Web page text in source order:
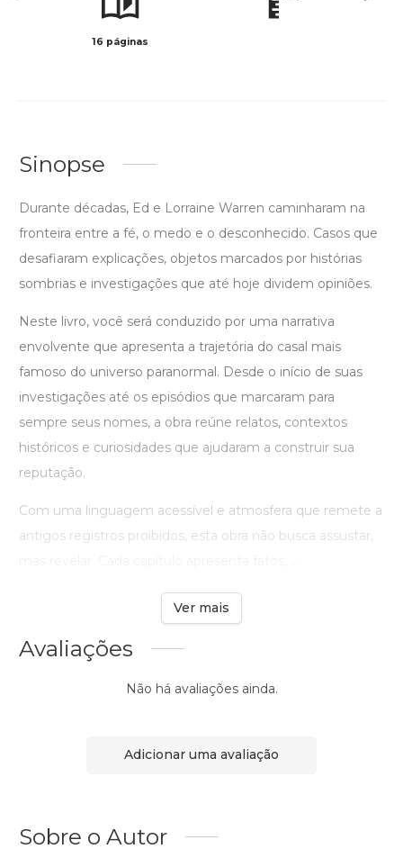
16 páginas
Sinopse
Durante décadas, Ed e Lorraine Warren caminharam na
fronteira entre a fé, o medo e o desconhecido. Casos que
desafiaram explicações, objetos marcados por histórias
sombrias e investigações que até hoje dividem opiniões.
Neste livro, você será conduzido por uma narrativa
envolvente que apresenta a trajetória do casal mais
famoso do universo paranormal. Desde o início de suas
investigações até os episódios que marcaram para
sempre seus nomes, a obra reúne relatos, contextos
históricos e curiosidades que ajudaram a construir sua
reputação.
Com uma linguagem acessível e atmosfera que remete a
antigos registros proibidos, esta obra não busca assustar,
Ver mais
Avaliações
Não há avaliações ainda.
Adicionar uma avaliação
Sobre o Autor